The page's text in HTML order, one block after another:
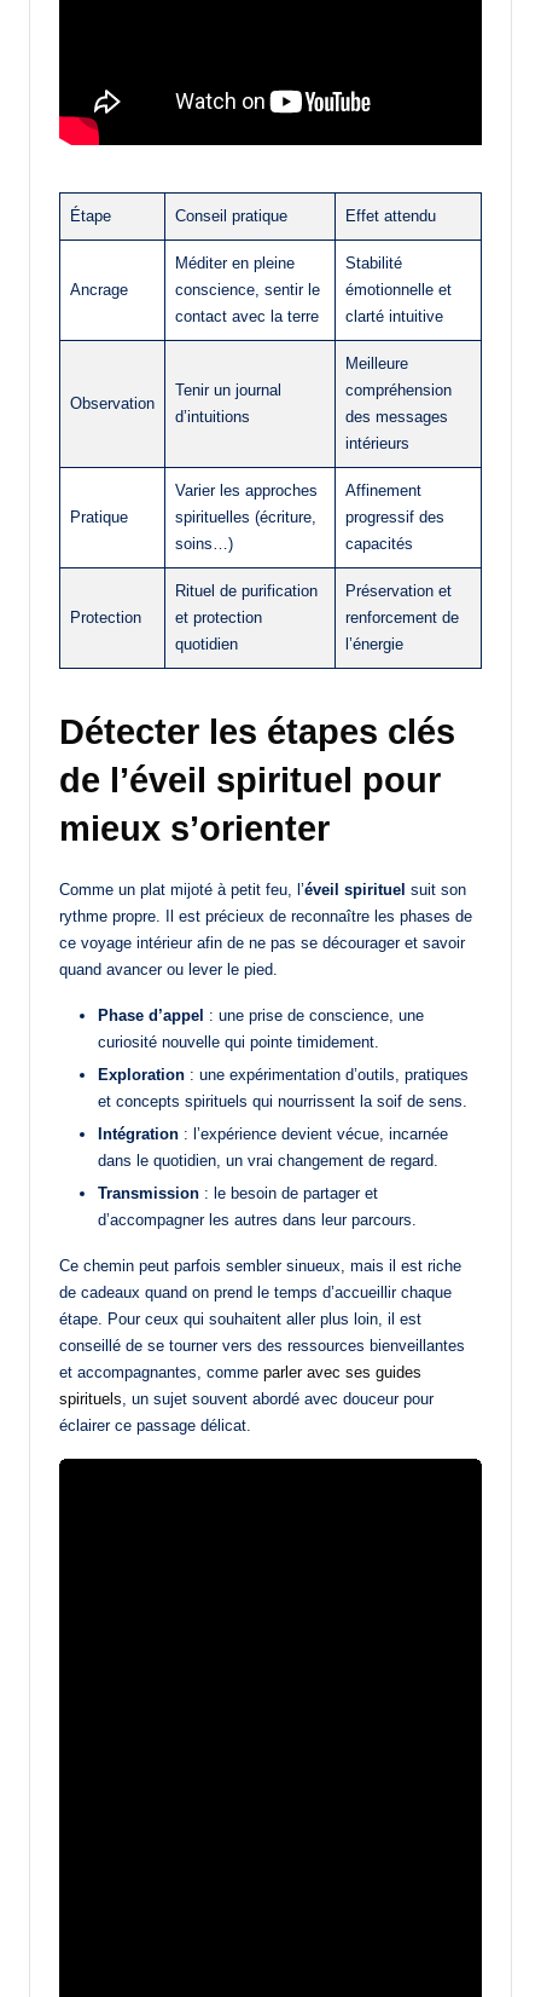
Étape Conseil pratique Effet attendu
Ancrage
Méditer en pleine
conscience, sentir le
contact avec la terre
Stabilité
émotionnelle et
clarté intuitive
Observation
Tenir un journal
d’intuitions
Meilleure
compréhension
des messages
intérieurs
Pratique
Varier les approches
spirituelles (écriture,
soins…)
Affinement
progressif des
capacités
Protection
Rituel de purification
et protection
quotidien
Préservation et
renforcement de
l’énergie
Détecter les étapes clés
de l’éveil spirituel pour
mieux s’orienter
Comme un plat mijoté à petit feu, l’éveil spirituel suit son
rythme propre. Il est précieux de reconnaître les phases de
ce voyage intérieur afin de ne pas se décourager et savoir
quand avancer ou lever le pied.
Phase d’appel : une prise de conscience, une
curiosité nouvelle qui pointe timidement.
Exploration : une expérimentation d’outils, pratiques
et concepts spirituels qui nourrissent la soif de sens.
Intégration : l’expérience devient vécue, incarnée
dans le quotidien, un vrai changement de regard.
Transmission : le besoin de partager et
d’accompagner les autres dans leur parcours.
Ce chemin peut parfois sembler sinueux, mais il est riche
de cadeaux quand on prend le temps d’accueillir chaque
étape. Pour ceux qui souhaitent aller plus loin, il est
conseillé de se tourner vers des ressources bienveillantes
et accompagnantes, comme parler avec ses guides
spirituels, un sujet souvent abordé avec douceur pour
éclairer ce passage délicat.